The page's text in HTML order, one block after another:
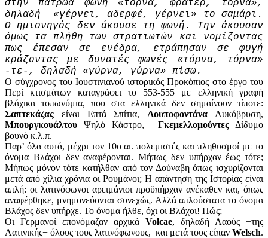
στην πατρώα φωνή «τόρνα, φράτερ, τόρνα»,
δηλαδή «γέρνει, αδερφέ, γέρνει» το σαμάρι.
Ο ημιονηγός δεν άκουσε τη φωνή. Την άκουσαν
όμως τα πλήθη των στρατιωτών και νομίζοντας
πως έπεσαν σε ενέδρα, ετράπησαν σε φυγή
κράζοντας με δυνατές φωνές «τόρνα, τόρνα»
-τε-, δηλαδή «γύρνα, γύρνα» πίσω.
Ο σύγχρονος του Ιουστινιανού ιστορικός Προκόπιος στο έργο του
Περί κτισμάτων καταγράφει το 553-555 με ελληνική γραφή
βλάχικα τοπωνύμια, που στα ελληνικά δεν σημαίνουν τίποτε:
Σαπτεκάζας είναι Επτά Σπίτια, Λουποφοντάνα Λυκόβρυση,
Μπουργκουάλτου Ψηλό Κάστρο, ΓκεμελλομούντεςΔίδυμο
βουνό κ.λ.π.
Παρ’ όλα αυτά, μέχρι τον 10ο αι. πολεμιστές και πληθυσμοί με το
όνομα Βλάχοι δεν αναφέρονται. Μήπως δεν υπήρχαν έως τότε;
Μήπως μόνον τότε κατήλθαν από τον Δούναβη όπως ισχυρίζονται
μετά από χίλια χρόνια οι Ρουμάνοι; Η απάντηση της Ιστορίας είναι
απλή: οι λατινόφωνοι αρειμάνιοι προϋπήρχαν ανέκαθεν και, όπως
αναφέρθηκε, μνημονεύονται συνεχώς. Αλλά απλούστατα το όνομα
Βλάχος δεν υπήρχε. Το όνομα ήλθε, όχι οι Βλάχοι! Πώς;
Οι Γερμανοί επονόμαζαν αρχικά Volcae, δηλαδή Λαούς −της
Λατινικής− όλους τους λατινόφωνους, και μετά τους είπαν Welsch.